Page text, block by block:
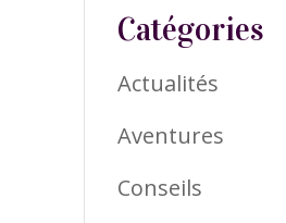
Catégories
Actualités
Aventures
Conseils